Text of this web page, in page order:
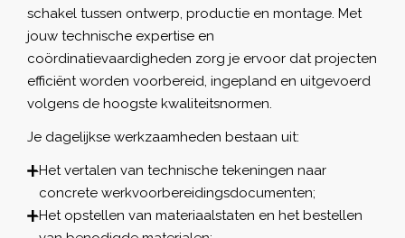
schakel tussen ontwerp, productie en montage. Met
jouw technische expertise en
coördinatievaardigheden zorg je ervoor dat projecten
efficiënt worden voorbereid, ingepland en uitgevoerd
volgens de hoogste kwaliteitsnormen.
Je dagelijkse werkzaamheden bestaan uit:
Het vertalen van technische tekeningen naar
concrete werkvoorbereidingsdocumenten;
Het opstellen van materiaalstaten en het bestellen